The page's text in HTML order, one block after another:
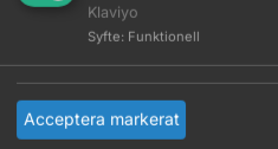
ml
Logga in
BlondMe Deep Toning
Logga in
Klaviyo
Syfte: Funktionell
Acceptera markerat